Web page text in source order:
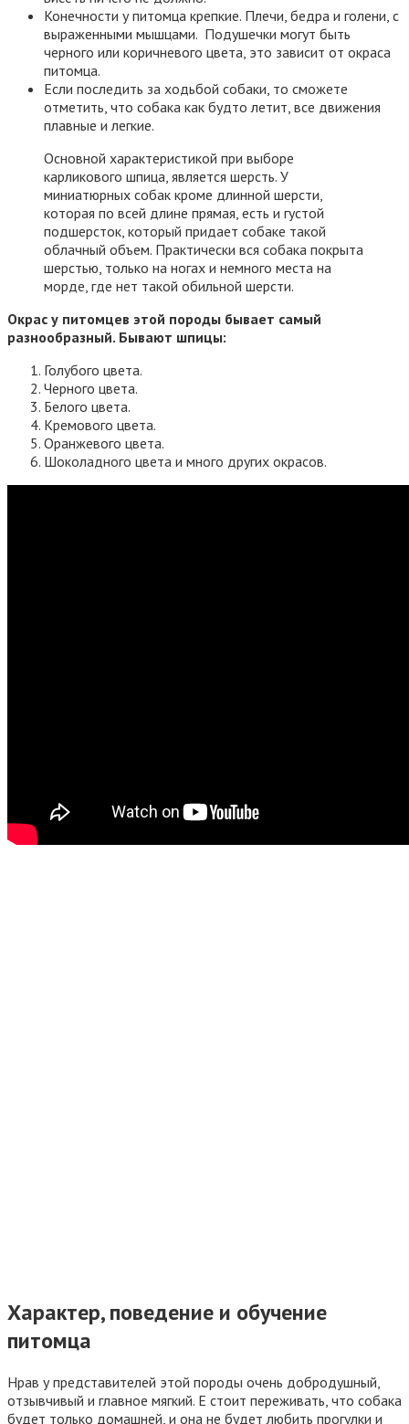
Конечности у питомца крепкие. Плечи, бедра и голени, с
выраженными мышцами. Подушечки могут быть
черного или коричневого цвета, это зависит от окраса
питомца.
Если последить за ходьбой собаки, то сможете
отметить, что собака как будто летит, все движения
плавные и легкие.
Основной характеристикой при выборе
карликового шпица, является шерсть. У
миниатюрных собак кроме длинной шерсти,
которая по всей длине прямая, есть и густой
подшерсток, который придает собаке такой
облачный объем. Практически вся собака покрыта
шерстью, только на ногах и немного места на
морде, где нет такой обильной шерсти.
Окрас у питомцев этой породы бывает самый
разнообразный. Бывают шпицы:
Голубого цвета.
Черного цвета.
Белого цвета.
Кремового цвета.
Оранжевого цвета.
Шоколадного цвета и много других окрасов.
Характер, поведение и обучение
питомца
Нрав у представителей этой породы очень добродушный,
отзывчивый и главное мягкий. Е стоит переживать, что собака
будет только домашней, и она не будет любить прогулки и